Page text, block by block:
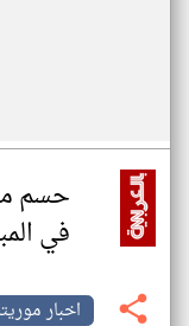
حسم
في
اخبار